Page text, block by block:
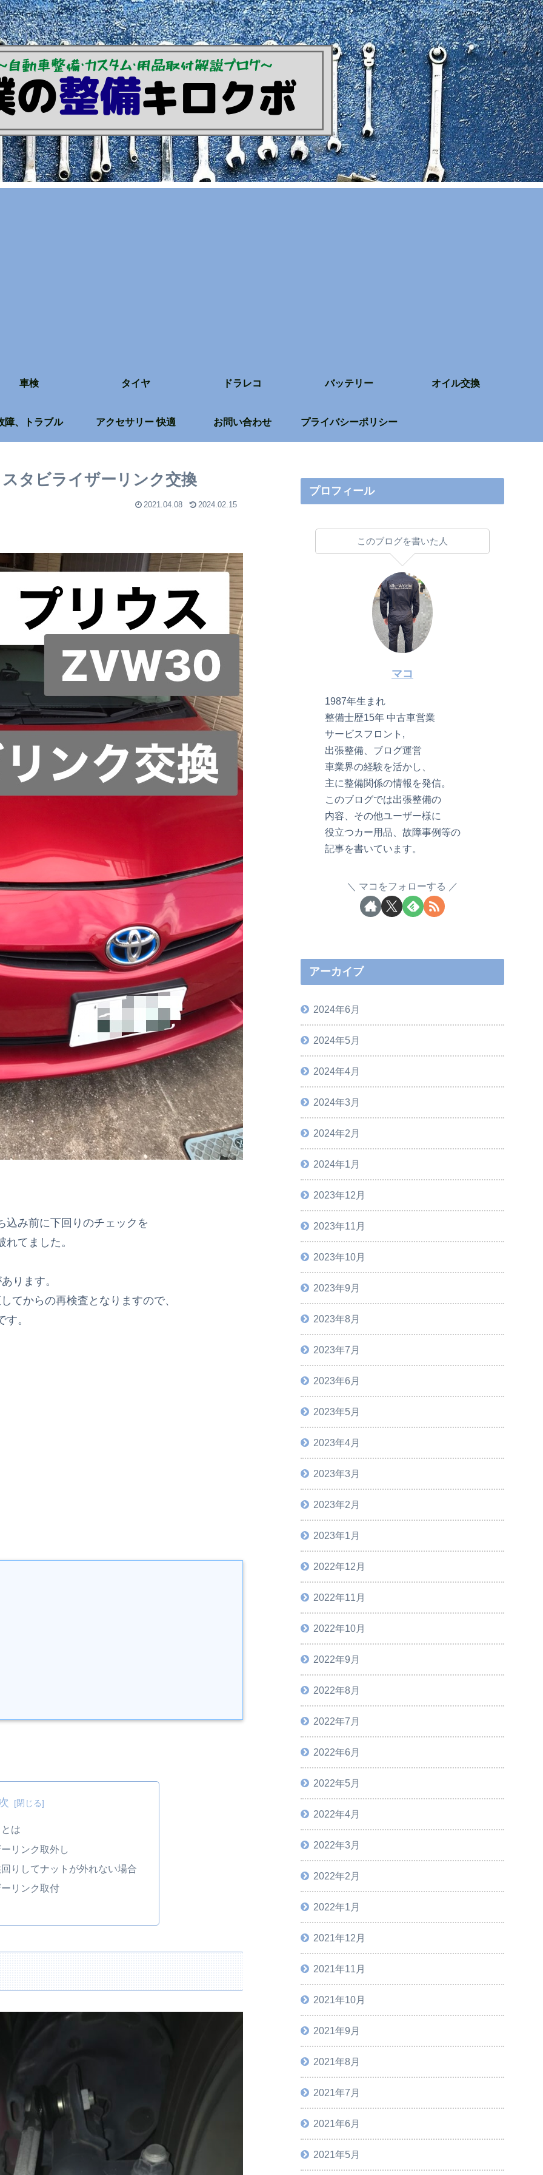
車検 タイヤ ドラレコ バッテリー オイル交換
障、トラブル アクセサリー 快適 お問い合わせ プライバシーポリシー
タビライザーリンク交換
2021.04.08 2024.02.15
込み前に下回りのチェックを
てました。
ります。
てからの再検査となりますので、
。
は
リンク取外し
りしてナットが外れない場合
リンク取付
プロフィール
このブログを書いた人
マコ
1987年生まれ
整備士歴15年 中古車営業
サービスフロント,
出張整備、ブログ運営
車業界の経験を活かし、
主に整備関係の情報を発信。
このブログでは出張整備の
内容、その他ユーザー様に
役立つカー用品、故障事例等の
記事を書いています。
マコをフォローする
アーカイブ
2024年6月
2024年5月
2024年4月
2024年3月
2024年2月
2024年1月
2023年12月
2023年11月
2023年10月
2023年9月
2023年8月
2023年7月
2023年6月
2023年5月
2023年4月
2023年3月
2023年2月
2023年1月
2022年12月
2022年11月
2022年10月
2022年9月
2022年8月
2022年7月
2022年6月
2022年5月
2022年4月
2022年3月
2022年2月
2022年1月
2021年12月
2021年11月
2021年10月
2021年9月
2021年8月
2021年7月
2021年6月
2021年5月